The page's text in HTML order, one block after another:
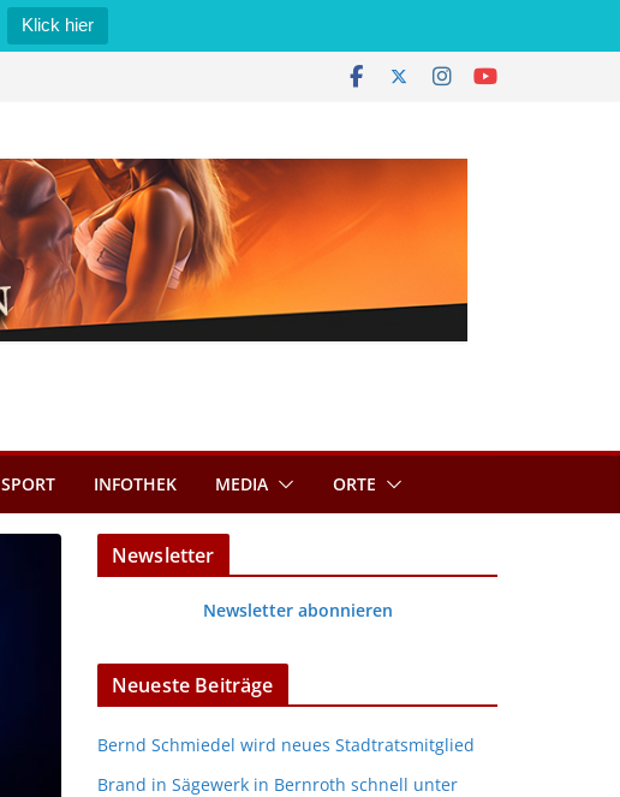
Klick hier
SPORT INFOTHEK MEDIA ORTE
Newsletter
Newsletter abonnieren
Neueste Beiträge
Bernd Schmiedel wird neues Stadtratsmitglied
Brand in Sägewerk in Bernroth schnell unter